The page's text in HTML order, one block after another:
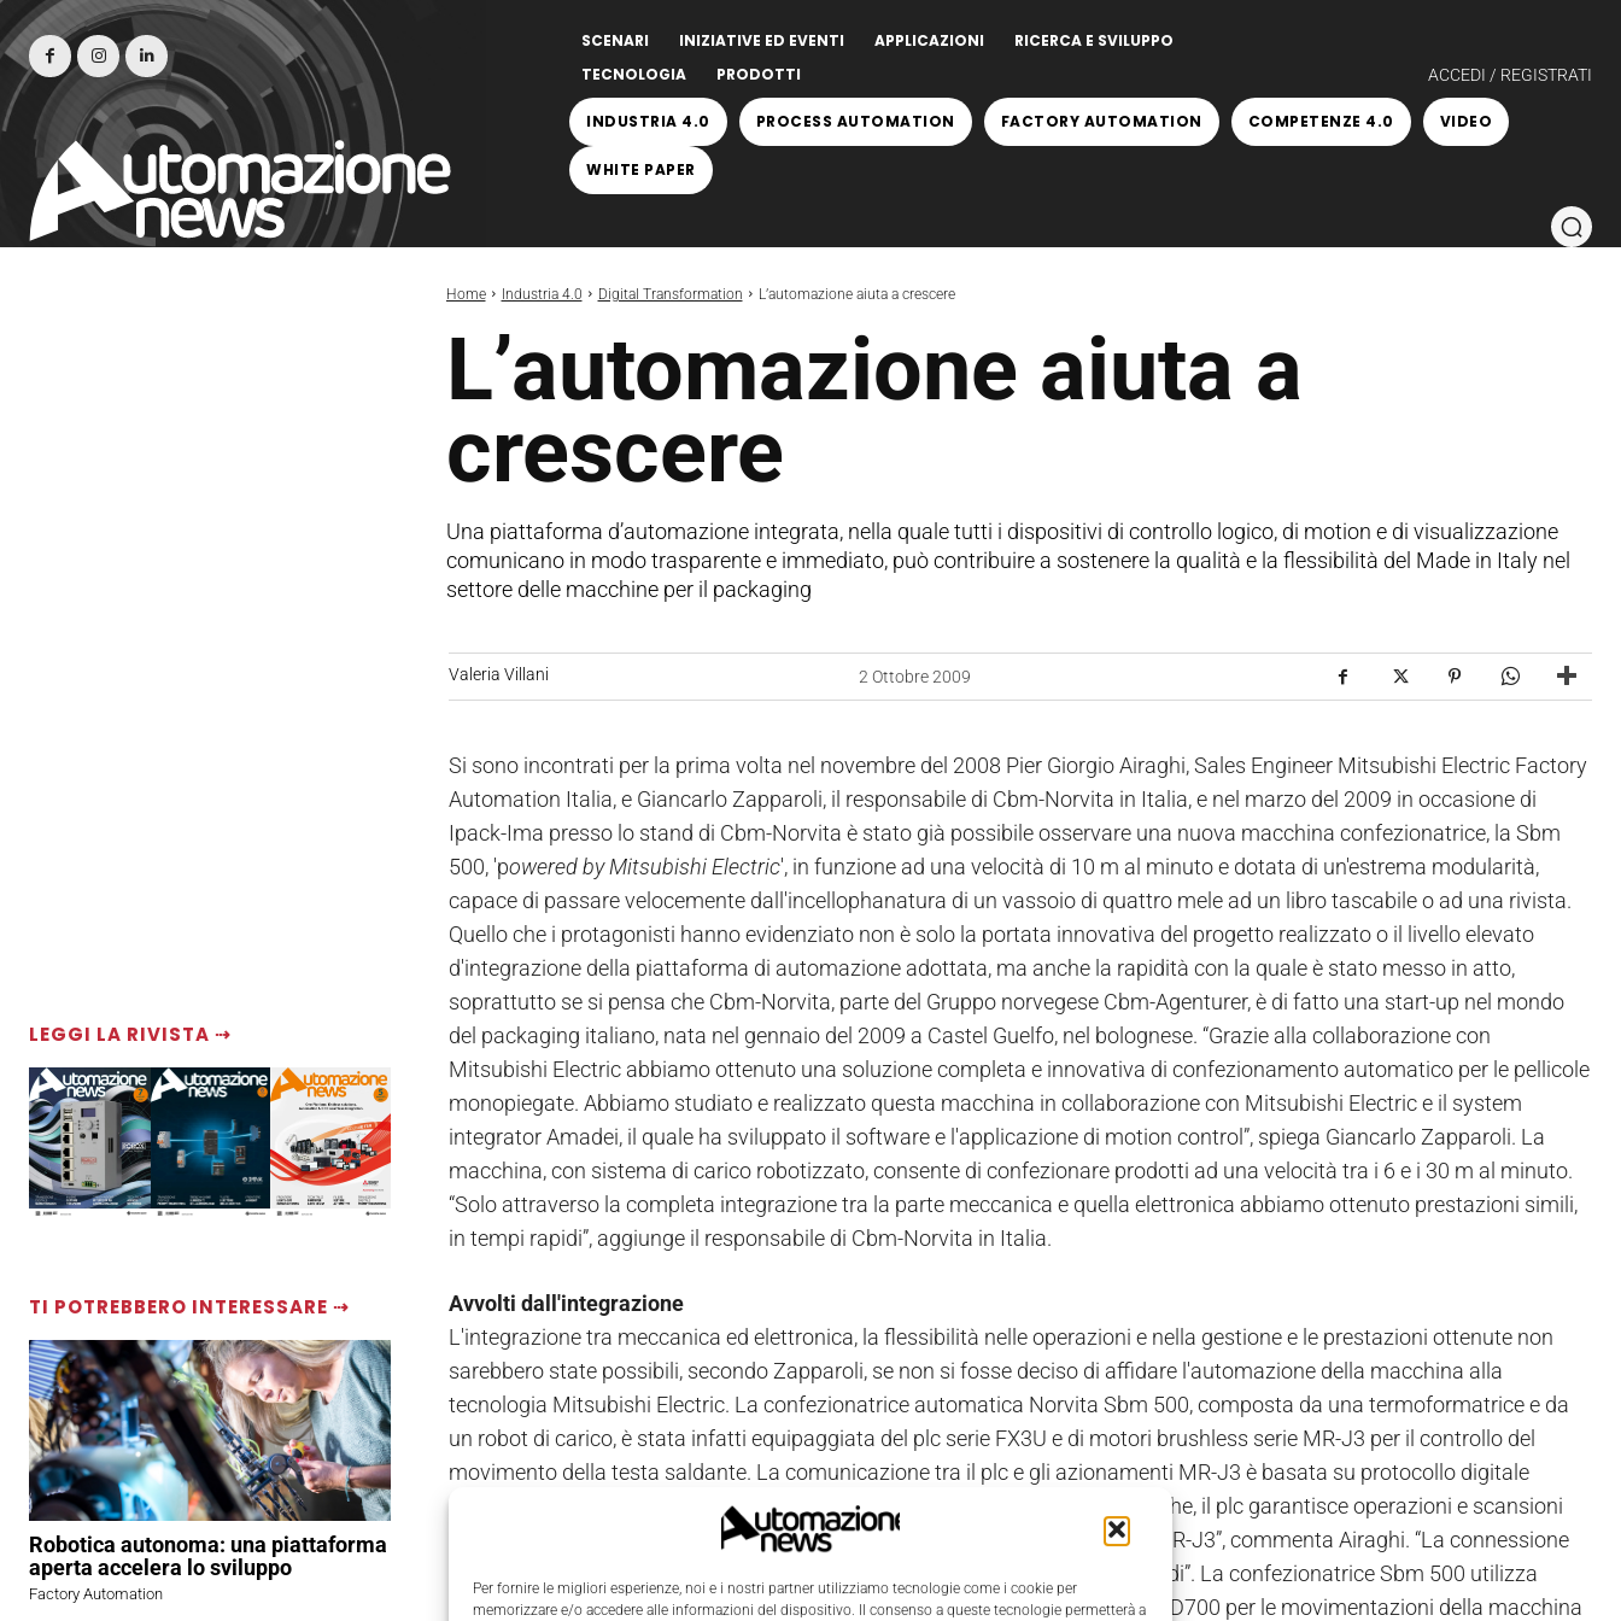
Per fornire le migliori esperienze, noi e i nostri partner utilizziamo tecnologie come i cookie per
memorizzare e/o accedere alle informazioni del dispositivo. Il consenso a queste tecnologie permetterà a
SCENARI INIZIATIVE ED EVENTI APPLICAZIONI
RICERCA E SVILUPPO
TECNOLOGIA
PRODOTTI ACCEDI / REGISTRATI
INDUSTRIA 4.0 PROCESS AUTOMATION FACTORY AUTOMATION COMPETENZE 4.0 VIDEO
WHITE PAPER
Home Industria 4.0 Digital Transformation L’automazione aiuta a crescere
L’automazione aiuta a
crescere
Una piattaforma d’automazione integrata, nella quale tutti i dispositivi di controllo logico, di motion e di visualizzazione
comunicano in modo trasparente e immediato, può contribuire a sostenere la qualità e la flessibilità del Made in Italy nel
settore delle macchine per il packaging
LEGGI LA RIVISTA ⇢
TI POTREBBERO INTERESSARE ⇢
Robotica autonoma: una piattaforma
aperta accelera lo sviluppo
Factory Automation
Valeria Villani 2 Ottobre 2009
Si sono incontrati per la prima volta nel novembre del 2008 Pier Giorgio Airaghi, Sales Engineer Mitsubishi Electric Factory
Automation Italia, e Giancarlo Zapparoli, il responsabile di Cbm-Norvita in Italia, e nel marzo del 2009 in occasione di
Ipack-Ima presso lo stand di Cbm-Norvita è stato già possibile osservare una nuova macchina confezionatrice, la Sbm
500, 'powered by Mitsubishi Electric', in funzione ad una velocità di 10 m al minuto e dotata di un'estrema modularità,
capace di passare velocemente dall'incellophanatura di un vassoio di quattro mele ad un libro tascabile o ad una rivista.
Quello che i protagonisti hanno evidenziato non è solo la portata innovativa del progetto realizzato o il livello elevato
d'integrazione della piattaforma di automazione adottata, ma anche la rapidità con la quale è stato messo in atto,
soprattutto se si pensa che Cbm-Norvita, parte del Gruppo norvegese Cbm-Agenturer, è di fatto una start-up nel mondo
del packaging italiano, nata nel gennaio del 2009 a Castel Guelfo, nel bolognese. “Grazie alla collaborazione con
Mitsubishi Electric abbiamo ottenuto una soluzione completa e innovativa di confezionamento automatico per le pellicole
monopiegate. Abbiamo studiato e realizzato questa macchina in collaborazione con Mitsubishi Electric e il system
integrator Amadei, il quale ha sviluppato il software e l'applicazione di motion control”, spiega Giancarlo Zapparoli. La
macchina, con sistema di carico robotizzato, consente di confezionare prodotti ad una velocità tra i 6 e i 30 m al minuto.
“Solo attraverso la completa integrazione tra la parte meccanica e quella elettronica abbiamo ottenuto prestazioni simili,
in tempi rapidi”, aggiunge il responsabile di Cbm-Norvita in Italia.
Avvolti dall'integrazione
L'integrazione tra meccanica ed elettronica, la flessibilità nelle operazioni e nella gestione e le prestazioni ottenute non
sarebbero state possibili, secondo Zapparoli, se non si fosse deciso di affidare l'automazione della macchina alla
tecnologia Mitsubishi Electric. La confezionatrice automatica Norvita Sbm 500, composta da una termoformatrice e da
un robot di carico, è stata infatti equipaggiata del plc serie FX3U e di motori brushless serie MR-J3 per il controllo del
movimento della testa saldante. La comunicazione tra il plc e gli azionamenti MR-J3 è basata su protocollo digitale
Sscnet III, sempre di Mitsubishi Electric. “Grazie alle sue caratteristiche tecniche, il plc garantisce operazioni e scansioni
rapide per un eccellente controllo degli assi, sui quali sono presenti i motori MR-J3”, commenta Airaghi. “La connessione
ad alta velocità consente invece operazioni di confezionamento in tempi rapidi”. La confezionatrice Sbm 500 utilizza
cinque motori asincroni, ognuno dei quali è gestito dai microinverter serie FR-D700 per le movimentazioni della macchina